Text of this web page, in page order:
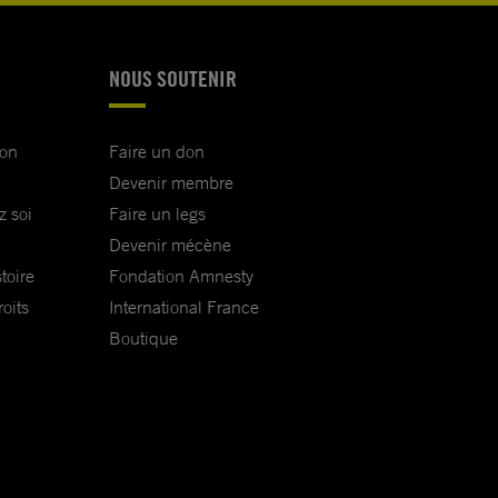
soi
NOUS SOUTENIR
Faire un don
Devenir membre
Faire un legs
Devenir mécène
Fondation Amnesty
International France
Boutique